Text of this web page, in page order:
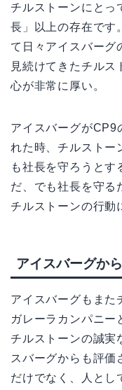
チルストーンにとっ
長」以上の存在です
て日々アイスバーグ
見続けてきたチルス
心が非常に厚い。
アイスバーグがCP9
れた時、チルストー
も社長を守ろうとす
だ、でも社長を守
チルストーンの行動
アイスバーグか
アイスバーグもまた
ガレーラカンパニー
チルストーンの誠実
スバーグからも評価
だけでなく、人とし